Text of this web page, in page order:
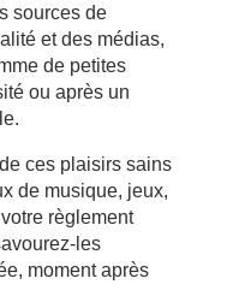
sources de
et des médias,
de petites
ou après un
ces plaisirs sains
de musique, jeux,
règlement
les
moment après